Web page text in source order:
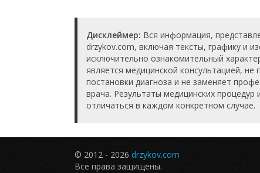
Дисклеймер: Вся информация,
drzykov.com, включая тексты, графику и
исключительно ознакомительный
является медицинской консультацией, не
постановки диагноза и не заменяет
врача. Результаты медицинских процедур
отличаться в каждом конкретном случае.
© 2012 - 2026 drzykov.com
Все права защищены.